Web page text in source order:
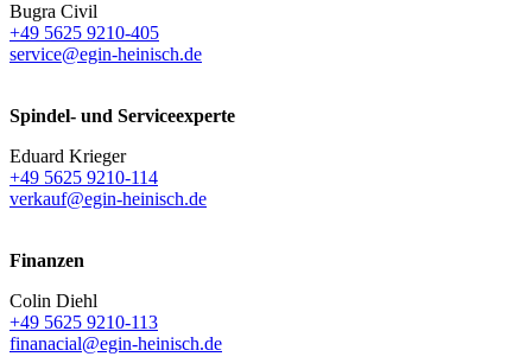
Bugra Civil
+49 5625 9210-405
service@egin-heinisch.de
Spindel- und Serviceexperte
Eduard Krieger
+49 5625 9210-114
verkauf@egin-heinisch.de
Finanzen
Colin Diehl
+49 5625 9210-113
finanacial@egin-heinisch.de